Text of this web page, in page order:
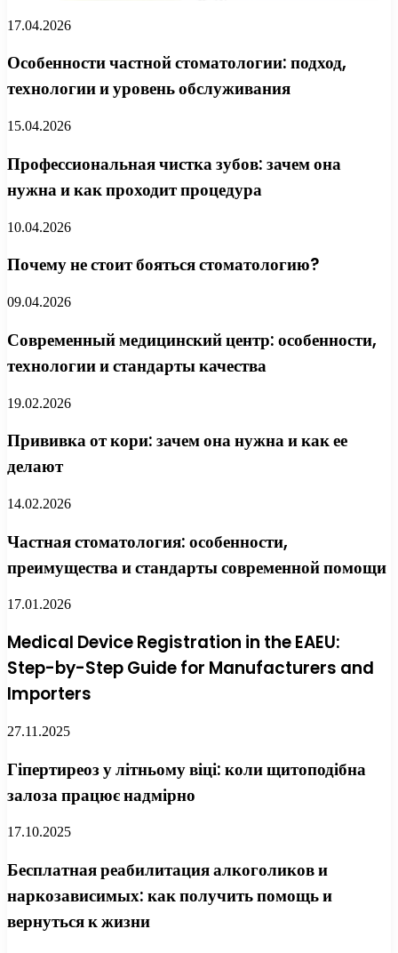
17.04.2026
Особенности частной стоматологии: подход,
технологии и уровень обслуживания
15.04.2026
Профессиональная чистка зубов: зачем она
нужна и как проходит процедура
10.04.2026
Почему не стоит бояться стоматологию?
09.04.2026
Современный медицинский центр: особенности,
технологии и стандарты качества
19.02.2026
Прививка от кори: зачем она нужна и как ее
делают
14.02.2026
Частная стоматология: особенности,
преимущества и стандарты современной помощи
17.01.2026
Medical Device Registration in the EAEU:
Step-by-Step Guide for Manufacturers and
Importers
27.11.2025
Гіпертиреоз у літньому віці: коли щитоподібна
залоза працює надмірно
17.10.2025
Бесплатная реабилитация алкоголиков и
наркозависимых: как получить помощь и
вернуться к жизни